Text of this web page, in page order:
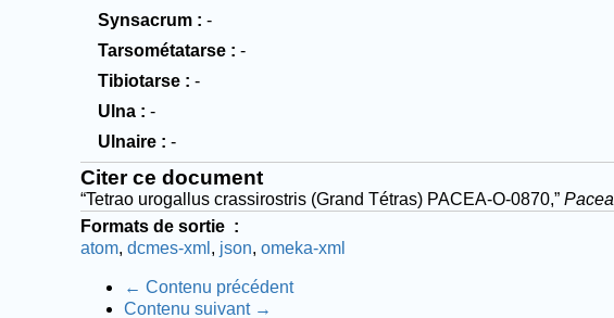
Synsacrum
-
Tarsométatarse
-
Tibiotarse
-
Ulna
-
Ulnaire
-
Citer ce document
“Tetrao urogallus crassirostris (Grand Tétras) PACEA-O-0870,”Pacea
Formats de sortie
atom dcmes-xml json omeka-xml
← Contenu précédent
Contenu suivant →